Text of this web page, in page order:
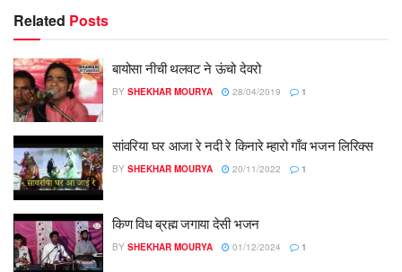
Related Posts
बायोसा नीची थलवट ने ऊंचो देवरो
BY SHEKHAR MOURYA 28/04/2019 1
सांवरिया घर आजा रे नदी रे किनारे म्हारो गाँव भजन लिरिक्स
BY SHEKHAR MOURYA 20/11/2022 1
किण विध ब्रह्म जगाया देसी भजन
BY SHEKHAR MOURYA 01/12/2024 1